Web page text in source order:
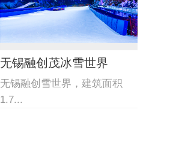
无锡融创茂冰雪世界
无锡融创雪世界，建筑面积
1.7...